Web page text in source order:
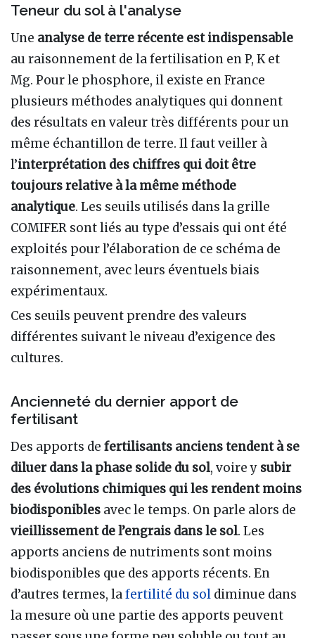
Teneur du sol à l'analyse
Une analyse de terre récente est indispensable
au raisonnement de la fertilisation en P, K et
Mg. Pour le phosphore, il existe en France
plusieurs méthodes analytiques qui donnent
des résultats en valeur très différents pour un
même échantillon de terre. Il faut veiller à
l’interprétation des chiffres qui doit être
toujours relative à la même méthode
analytique. Les seuils utilisés dans la grille
COMIFER sont liés au type d’essais qui ont été
exploités pour l’élaboration de ce schéma de
raisonnement, avec leurs éventuels biais
expérimentaux.
Ces seuils peuvent prendre des valeurs
différentes suivant le niveau d’exigence des
cultures.
Ancienneté du dernier apport de
fertilisant
Des apports de fertilisants anciens tendent à se
diluer dans la phase solide du sol, voire y subir
des évolutions chimiques qui les rendent moins
biodisponibles avec le temps. On parle alors de
vieillissement de l’engrais dans le sol. Les
apports anciens de nutriments sont moins
biodisponibles que des apports récents. En
d’autres termes, lafertilité du sol diminue dans
la mesure où une partie des apports peuvent